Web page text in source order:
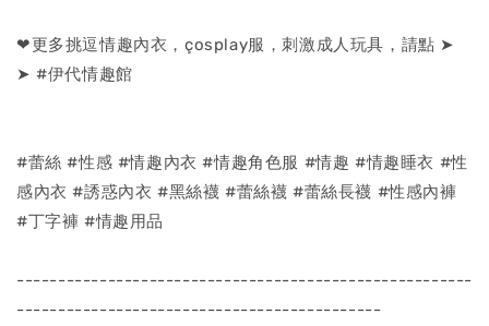
❤更多挑逗情趣內衣，çosplay服，刺激成人玩具，請點 ➤
➤ #伊代情趣館
#蕾絲 #性感 #情趣內衣 #情趣角色服 #情趣 #情趣睡衣 #性
感內衣 #誘惑內衣 #黑絲襪 #蕾絲襪 #蕾絲長襪 #性感內褲
#丁字褲 #情趣用品
-------------------------------------------------------
--------------------------------------------